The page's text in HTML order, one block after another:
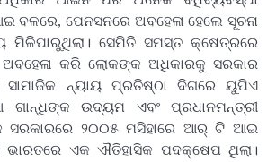
ବଳରେ, ପେନସନରେ ଅବହେଳା ହେଲେ ସୂଚନା
ମିଳିପାରୁଥିଲା। ସେମିତି ସମସ୍ତ କ୍ଷେତ୍ରରେ
କରି ଲୋକଙ୍କ ଅଧିକାରକୁ ସରକାର
ସାମାଜିକ ନ୍ୟାୟ ପ୍ରତିଷ୍ଠା ଦିଗରେ ୟୁପିଏ
ଉଦ୍ୟମ ଏବଂ ପ୍ରଧାନମନ୍ତ୍ରୀ
ସରକାରରେ ୨୦୦୫ ମସିହାରେ ଆର୍ ଟି ଆଇ
ଏକ ଐତିହାସିକ ପଦକ୍ଷେପ ଥିଲା।